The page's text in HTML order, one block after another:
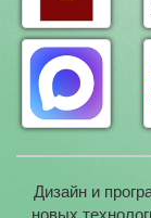
Дизайн и